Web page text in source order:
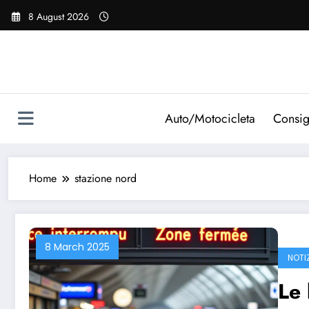
Vai
8 August 2026
Auto/Motocicleta
Home stazione nord
8 March 2025
Le